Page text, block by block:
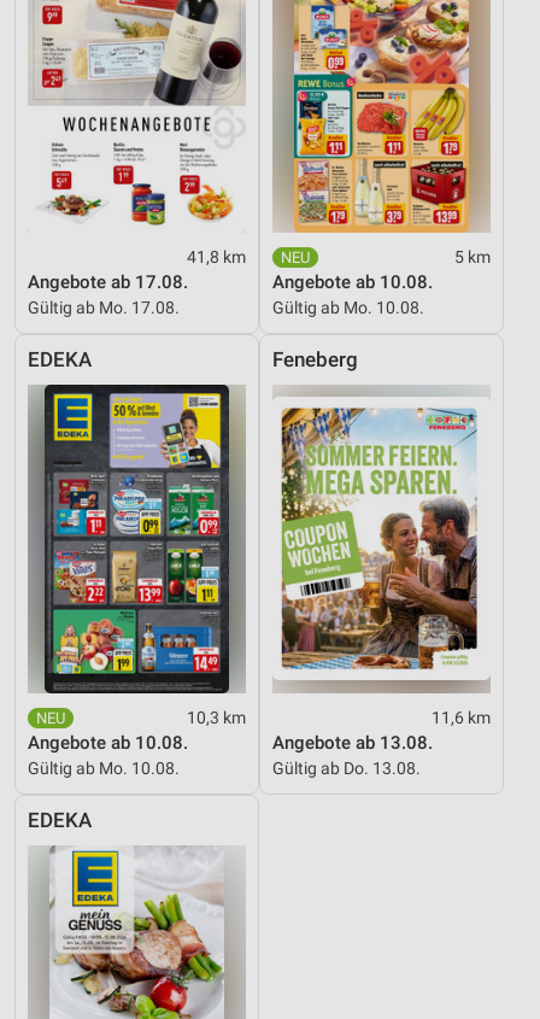
41,8 km
Angebote ab 17.08.
Gültig ab Mo. 17.08.
5 km
Angebote ab 10.08.
Gültig ab Mo. 10.08.
EDEKA
10,3 km
Angebote ab 10.08.
Gültig ab Mo. 10.08.
Feneberg
11,6 km
Angebote ab 13.08.
Gültig ab Do. 13.08.
EDEKA